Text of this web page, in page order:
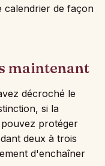
calendrier de façon
maintenant
décroché le
si la
protéger
deux à trois
d'enchaîner